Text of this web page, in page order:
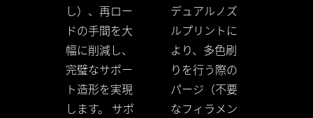
し）、再ロー
ドの手間を大
幅に削減し、
完璧なサポー
ト造形を実現
します。 サポ
デュアルノズ
ルプリントに
より、多色刷
りを行う際の
パージ（不要
なフィラメン